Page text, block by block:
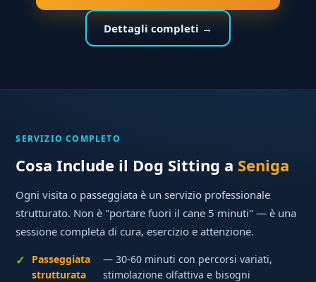
Dettagli completi →
SERVIZIO COMPLETO
Cosa Include il Dog Sitting a Seniga
Ogni visita o passeggiata è un servizio professionale
strutturato. Non è "portare fuori il cane 5 minuti" — è una
sessione completa di cura, esercizio e attenzione.
Passeggiata
strutturata
— 30-60 minuti con percorsi variati,
stimolazione olfattiva e bisogni